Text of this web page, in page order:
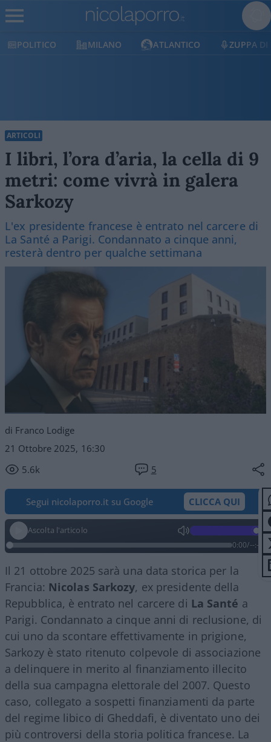
MILANO ATLANTICO ZUPPA DI
ARTICOLI
I libri, l’ora d’aria, la cella di 9
metri: come vivrà in galera
Sarkozy
L'ex presidente francese è entrato nel carcere di
La Santé a Parigi. Condannato a cinque anni,
resterà dentro per qualche settimana
di Franco Lodige
21 Ottobre 2025, 16:30
5.6k
5
Segui nicolaporro.it su Google CLICCA QUI
Ascolta l'articolo
0:00/--:--
Il 21 ottobre 2025 sarà una data storica per la
Francia: Nicolas Sarkozy, ex presidente della
Repubblica, è entrato nel carcere di La Santé a
Parigi. Condannato a cinque anni di reclusione, di
cui uno da scontare effettivamente in prigione,
Sarkozy è stato ritenuto colpevole di associazione
a delinquere in merito al finanziamento illecito
della sua campagna elettorale del 2007. Questo
caso, collegato a sospetti finanziamenti da parte
del regime libico di Gheddafi, è diventato uno dei
più controversi della storia politica francese. La